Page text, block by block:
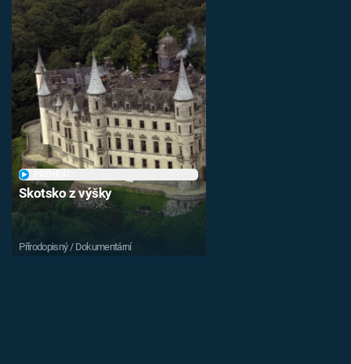
Skotsko z výšky
Přírodopisný / Dokumentární